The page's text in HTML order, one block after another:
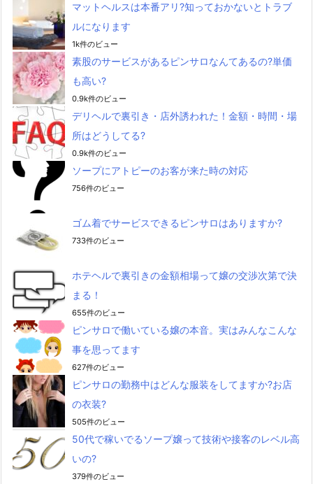
マットヘルスは本番アリ?知っておかないとトラブ
ルになります
1k件のビュー
素股のサービスがあるピンサロなんてあるの?単価
も高い?
0.9k件のビュー
デリヘルで裏引き・店外誘われた！金額・時間・場
所はどうしてる?
0.9k件のビュー
ソープにアトピーのお客が来た時の対応
756件のビュー
ゴム着でサービスできるピンサロはありますか?
733件のビュー
ホテヘルで裏引きの金額相場って嬢の交渉次第で決
まる！
655件のビュー
ピンサロで働いている嬢の本音。実はみんなこんな
事を思ってます
627件のビュー
ピンサロの勤務中はどんな服装をしてますか?お店
の衣装?
505件のビュー
50代で稼いでるソープ嬢って技術や接客のレベル高
いの?
379件のビュー